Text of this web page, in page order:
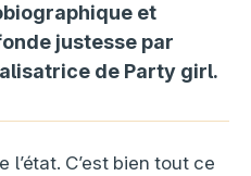
et
justesse par
de Party girl.
C’est bien tout ce